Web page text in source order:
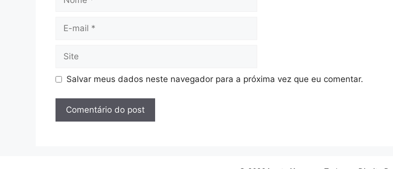
Site
Salvar meus dados neste navegador para a próxima vez que eu comentar.